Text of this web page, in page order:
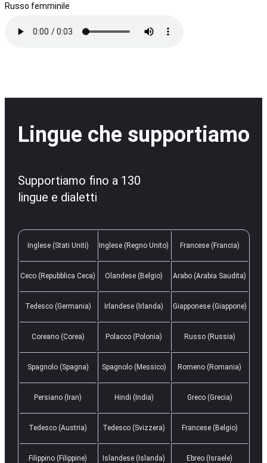
Russo femminile
Lingue che supportiamo
Supportiamo fino a 130
lingue e dialetti
Inglese (Stati Uniti) Inglese (Regno Unito) Francese (Francia)
Ceco (Repubblica Ceca) Olandese (Belgio) Arabo (Arabia Saudita)
Tedesco (Germania) Irlandese (Irlanda) Giapponese (Giappone)
Coreano (Corea) Polacco (Polonia) Russo (Russia)
Spagnolo (Spagna) Spagnolo (Messico) Romeno (Romania)
Persiano (Iran) Hindi (India) Greco (Grecia)
Tedesco (Austria) Tedesco (Svizzera) Francese (Belgio)
Filippino (Filippine) Islandese (Islanda) Ebreo (Israele)